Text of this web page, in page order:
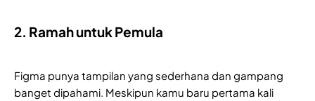
2. Ramah untuk Pemula
Figma punya tampilan yang sederhana dan gampang
banget dipahami. Meskipun kamu baru pertama kali